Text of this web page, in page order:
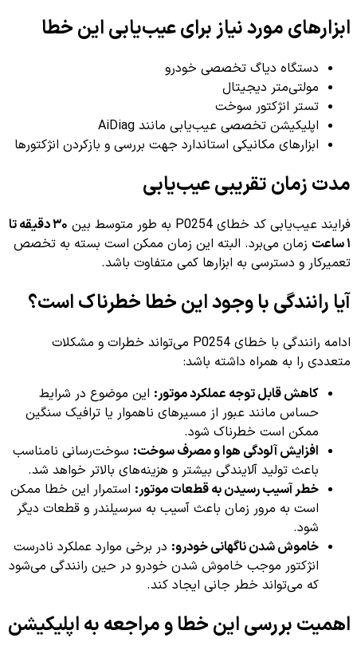
ابزارهای مورد نیاز برای عیب‌یابی این خطا
دستگاه دیاگ تخصصی خودرو
مولتی‌متر دیجیتال
تستر انژکتور سوخت
اپلیکیشن تخصصی عیب‌یابی مانند AiDiag
ابزارهای مکانیکی استاندارد جهت بررسی و بازکردن انژکتورها
مدت زمان تقریبی عیب‌یابی
فرایند عیب‌یابی کد خطای P0254 به طور متوسط بین
۳۰ دقیقه تا
۱ ساعت
زمان می‌برد. البته این زمان ممکن است بسته به تخصص
تعمیرکار و دسترسی به ابزارها کمی متفاوت باشد.
آیا رانندگی با وجود این خطا خطرناک است؟
ادامه رانندگی با خطای P0254 می‌تواند خطرات و مشکلات
متعددی را به همراه داشته باشد:
کاهش قابل توجه عملکرد موتور: این موضوع در شرایط
حساس مانند عبور از مسیرهای ناهموار یا ترافیک سنگین
ممکن است خطرناک شود.
افزایش آلودگی هوا و مصرف سوخت: سوخت‌رسانی نامناسب
باعث تولید آلایندگی بیشتر و هزینه‌های بالاتر خواهد شد.
خطر آسیب رسیدن به قطعات موتور: استمرار این خطا ممکن
است به مرور زمان باعث آسیب به سرسیلندر و قطعات دیگر
شود.
خاموش شدن ناگهانی خودرو: در برخی موارد عملکرد نادرست
انژکتور موجب خاموش شدن خودرو در حین رانندگی می‌شود
که می‌تواند خطر جانی ایجاد کند.
اهمیت بررسی این خطا و مراجعه به اپلیکیشن